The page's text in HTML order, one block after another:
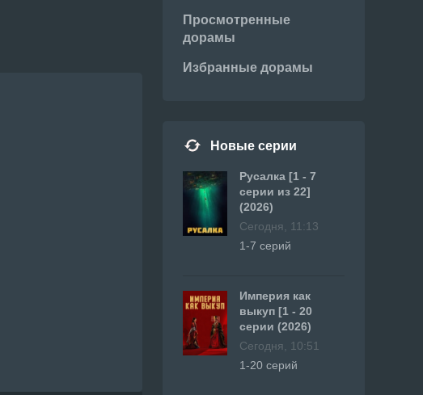
Просмотренные
дорамы
Избранные дорамы
Новые серии
Русалка [1 - 7
серии из 22]
(2026)
Сегодня, 11:13
1-7 серий
Империя как
выкуп [1 - 20
серии (2026)
Сегодня, 10:51
1-20 серий